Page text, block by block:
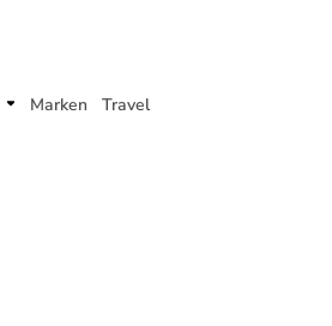
Marken Travel